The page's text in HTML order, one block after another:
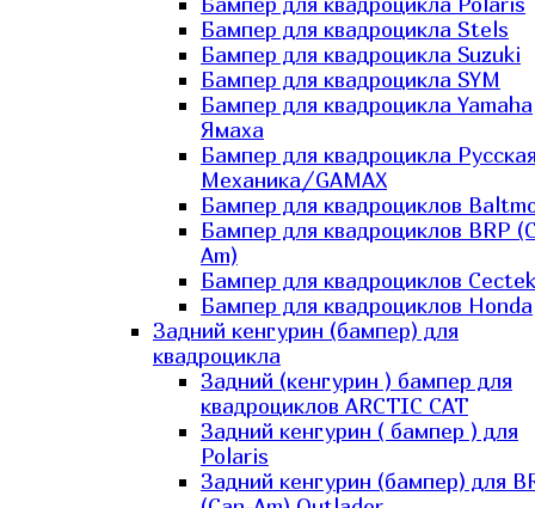
Бампер для квадроцикла Stels
Бампер для квадроцикла Suzuki
Бампер для квадроцикла SYM
Бампер для квадроцикла Yamaha
Ямаха
Бампер для квадроцикла
Механика/GAMAX
Бампер для квадроциклов
Бампер для квадроциклов BRP
Am)
Бампер для квадроциклов Cectek
Бампер для квадроциклов Honda
Задний кенгурин (бампер) для
квадроцикла
Задний (кенгурин ) бампер для
квадроциклов ARCTIC CAT
Задний кенгурин ( бампер ) для
Polaris
Задний кенгурин (бампер) для